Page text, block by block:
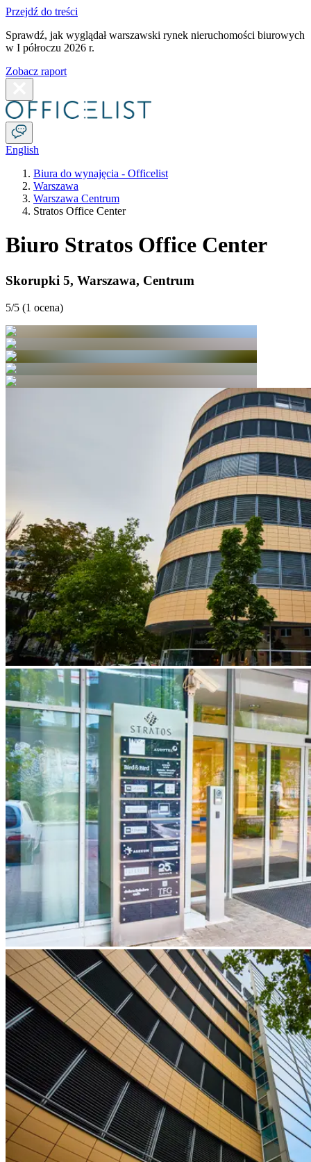
Przejdź do treści
Sprawdź, jak wyglądał warszawski rynek nieruchomości biurowych
w I półroczu 2026 r.
Zobacz raport
English
Biura do wynajęcia - Officelist
Warszawa
Warszawa Centrum
Stratos Office Center
Biuro Stratos Office Center
Skorupki 5, Warszawa, Centrum
5/5 (1 ocena)